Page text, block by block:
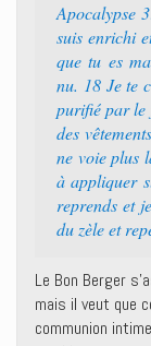
Apocalypse
suis enrichi
que tu es
nu. 18 Je te
purifié par le
des
ne voie plus
à appliquer
reprends et
du zèle et
Le Bon Berger
mais il veut que
communion